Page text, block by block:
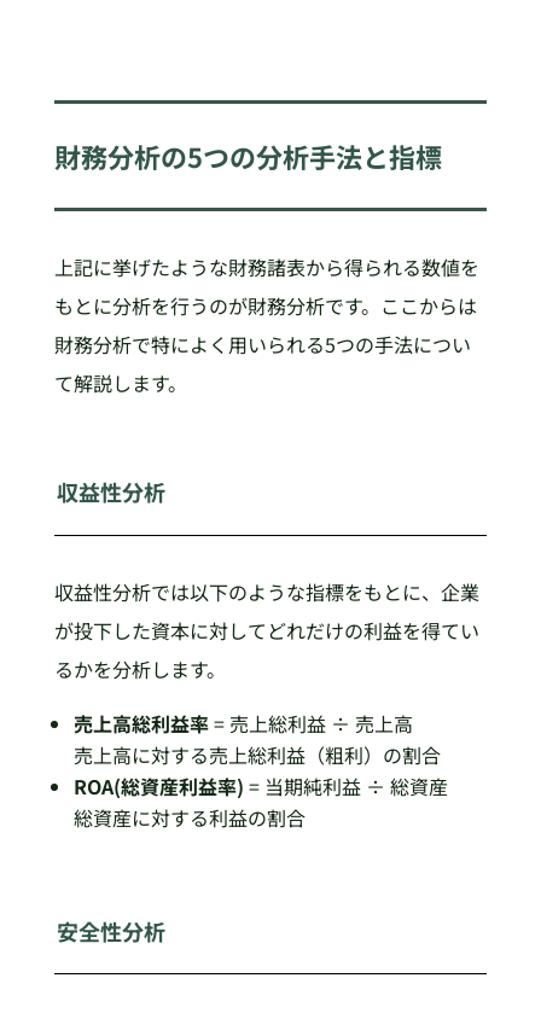
財務分析の5つの分析手法と指標
上記に挙げたような財務諸表から得られる数値を
もとに分析を行うのが財務分析です。ここからは
財務分析で特によく用いられる5つの手法につい
て解説します。
収益性分析
収益性分析では以下のような指標をもとに、企業
が投下した資本に対してどれだけの利益を得てい
るかを分析します。
売上高総利益率= 売上総利益 ÷ 売上高
売上高に対する売上総利益（粗利）の割合
ROA(総資産利益率) = 当期純利益 ÷ 総資産
総資産に対する利益の割合
安全性分析